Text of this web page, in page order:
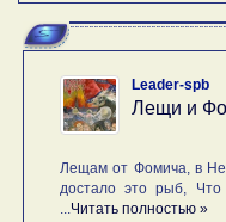
Leader-spb
Лещи и
Лещам от Фомича, в
достало это рыб,
Читать полностью »